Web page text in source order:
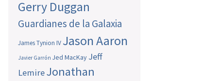
Gerry Duggan
Guardianes de la Galaxia
James Tynion IV Jason Aaron
Javier Garrón Jed MacKay Jeff
LemireJonathan